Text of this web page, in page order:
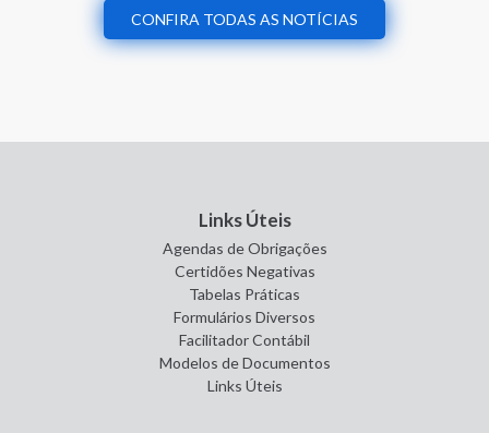
CONFIRA TODAS AS NOTÍCIAS
Links Úteis
Agendas de Obrigações
Certidões Negativas
Tabelas Práticas
Formulários Diversos
Facilitador Contábil
Modelos de Documentos
Links Úteis